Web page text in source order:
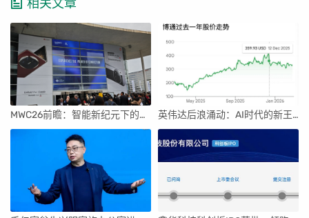
相关文章
MWC26前瞻：智能新纪元下的科技盛宴 英伟达后浪涌动：AI时代的新王者与隐忧